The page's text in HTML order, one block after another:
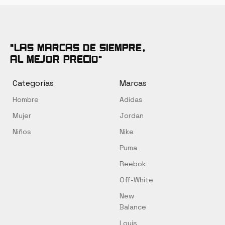
opciones
se
"Las marcas de siempre,
al mejor precio"
Categorías
Hombre
Mujer
Niños
Marcas
Adidas
Jordan
Nike
Puma
Reebok
Off-White
New
Balance
Louis